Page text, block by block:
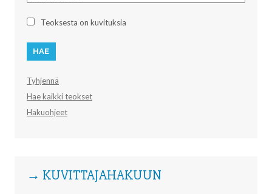
Teoksesta on kuvituksia
Tyhjennä
Hae kaikki teokset
Hakuohjeet
→ KUVITTAJAHAKUUN